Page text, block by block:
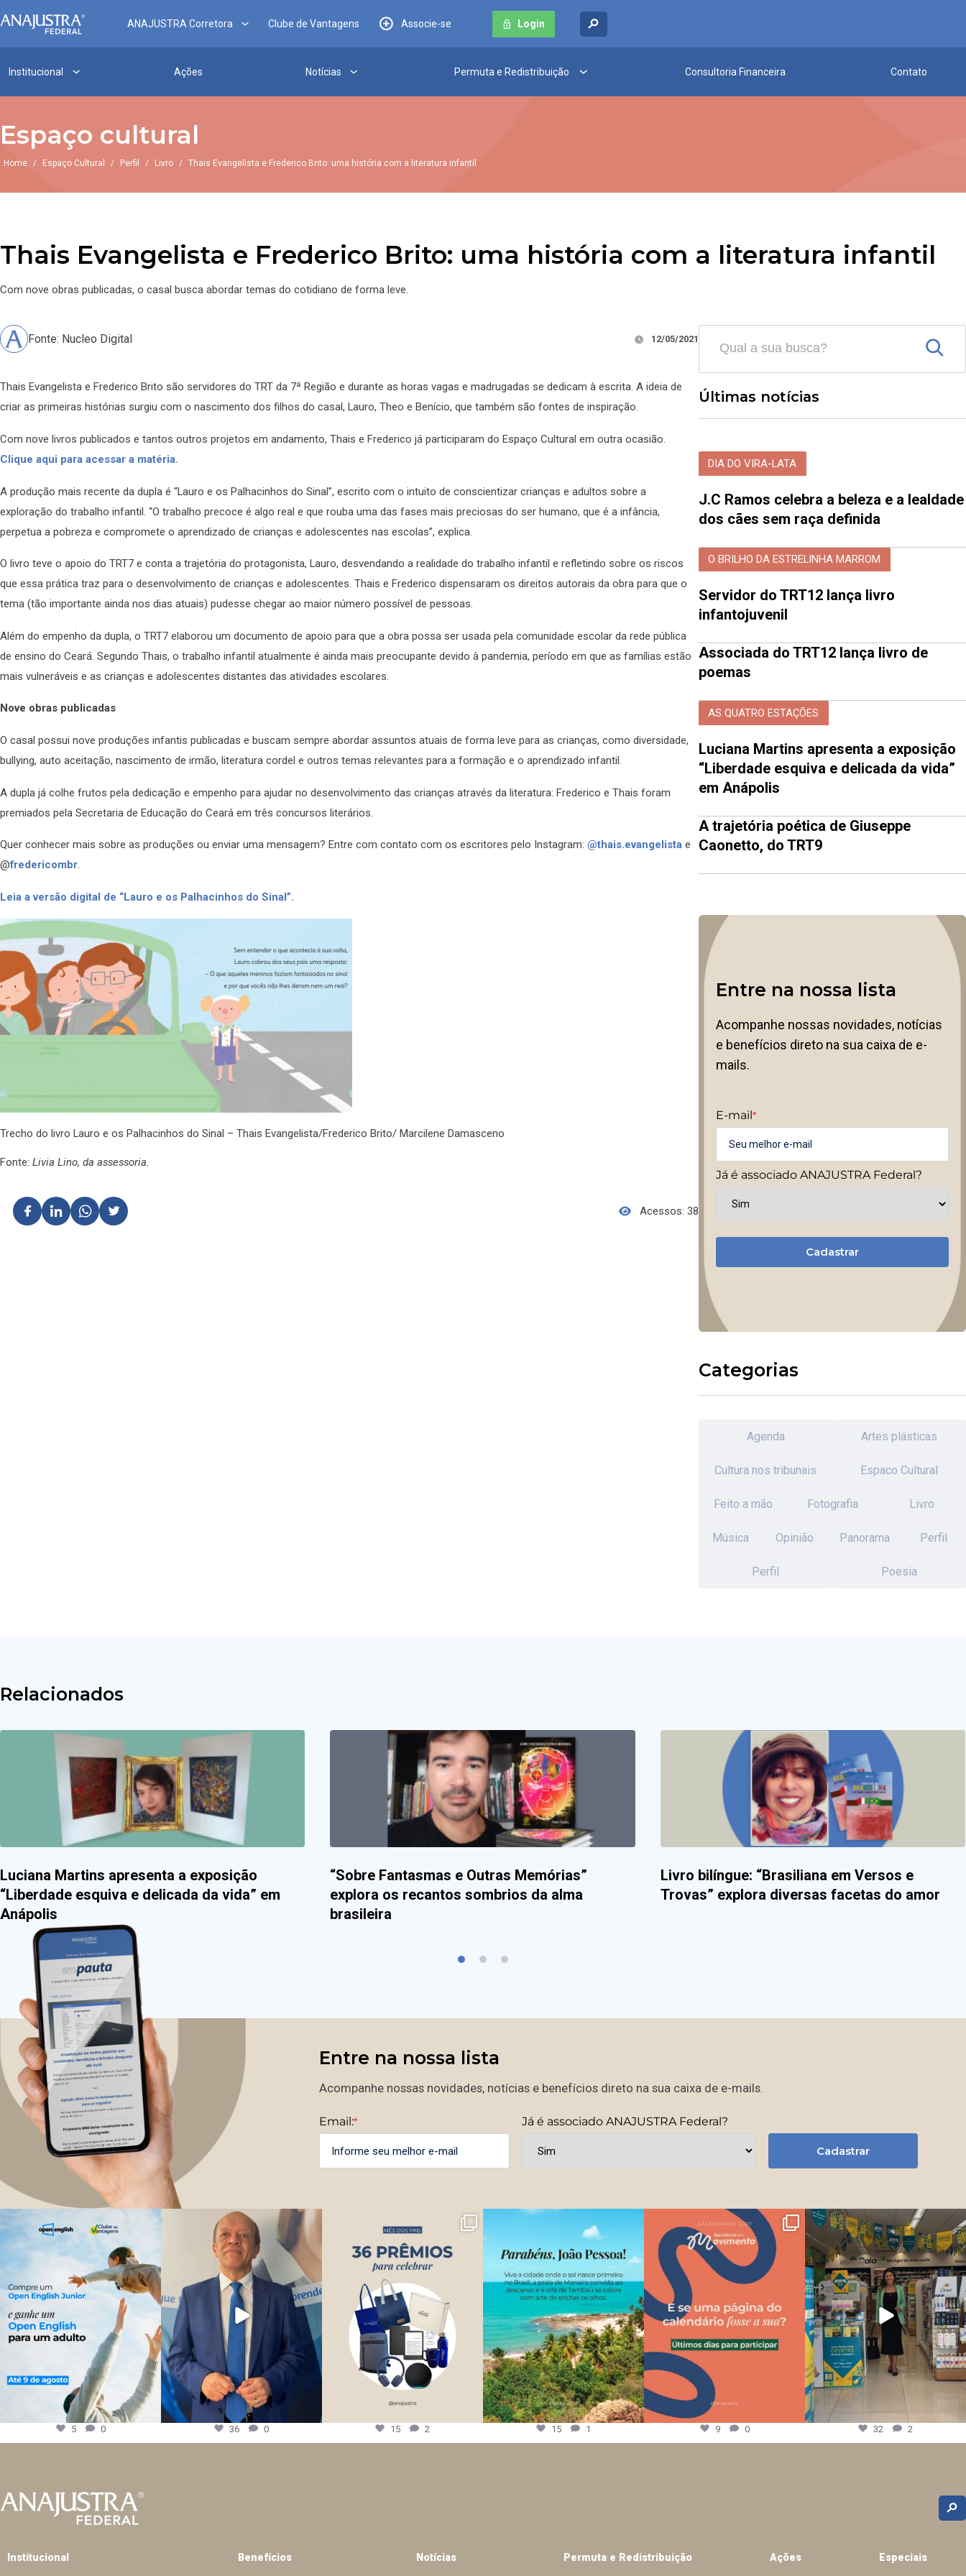
ANAJUSTRA Corretora Clube de Vantagens Associe-se Login
Institucional Ações Notícias Permuta e Redistribuição Consultoria Financeira Contato
Espaço cultural
Home / Espaço Cultural / Perfil / Livro / Thais Evangelista e Frederico Brito: uma história com a literatura infantil
Thais Evangelista e Frederico Brito: uma história com a literatura infantil
Com nove obras publicadas, o casal busca abordar temas do cotidiano de forma leve.
Fonte: Nucleo Digital 12/05/2021
Thais Evangelista e Frederico Brito são servidores do TRT da 7ª Região e durante as horas vagas e madrugadas se dedicam à escrita. A ideia de
criar as primeiras histórias surgiu com o nascimento dos filhos do casal, Lauro, Theo e Benício, que também são fontes de inspiração.
Com nove livros publicados e tantos outros projetos em andamento, Thais e Frederico já participaram do Espaço Cultural em outra ocasião.
Clique aqui para acessar a matéria.
A produção mais recente da dupla é “Lauro e os Palhacinhos do Sinal”, escrito com o intuito de conscientizar crianças e adultos sobre a
exploração do trabalho infantil. “O trabalho precoce é algo real e que rouba uma das fases mais preciosas do ser humano, que é a infância,
perpetua a pobreza e compromete o aprendizado de crianças e adolescentes nas escolas”, explica.
O livro teve o apoio do TRT7 e conta a trajetória do protagonista, Lauro, desvendando a realidade do trabalho infantil e refletindo sobre os riscos
que essa prática traz para o desenvolvimento de crianças e adolescentes. Thais e Frederico dispensaram os direitos autorais da obra para que o
tema (tão importante ainda nos dias atuais) pudesse chegar ao maior número possível de pessoas.
Além do empenho da dupla, o TRT7 elaborou um documento de apoio para que a obra possa ser usada pela comunidade escolar da rede pública
de ensino do Ceará. Segundo Thais, o trabalho infantil atualmente é ainda mais preocupante devido à pandemia, período em que as famílias estão
mais vulneráveis e as crianças e adolescentes distantes das atividades escolares.
Nove obras publicadas
O casal possui nove produções infantis publicadas e buscam sempre abordar assuntos atuais de forma leve para as crianças, como diversidade,
bullying, auto aceitação, nascimento de irmão, literatura cordel e outros temas relevantes para a formação e o aprendizado infantil.
A dupla já colhe frutos pela dedicação e empenho para ajudar no desenvolvimento das crianças através da literatura: Frederico e Thais foram
premiados pela Secretaria de Educação do Ceará em três concursos literários.
Quer conhecer mais sobre as produções ou enviar uma mensagem? Entre com contato com os escritores pelo Instagram: @thais.evangelista e
@fredericombr.
Leia a versão digital de “Lauro e os Palhacinhos do Sinal”.
Trecho do livro Lauro e os Palhacinhos do Sinal – Thais Evangelista/Frederico Brito/ Marcilene Damasceno
Fonte: Livia Lino, da assessoria.
Acessos: 38
Últimas notícias
DIA DO VIRA-LATA
J.C Ramos celebra a beleza e a lealdade
dos cães sem raça definida
O BRILHO DA ESTRELINHA MARROM
Servidor do TRT12 lança livro
infantojuvenil
Associada do TRT12 lança livro de
poemas
AS QUATRO ESTAÇÕES
Luciana Martins apresenta a exposição
“Liberdade esquiva e delicada da vida”
em Anápolis
A trajetória poética de Giuseppe
Caonetto, do TRT9
Entre na nossa lista
Acompanhe nossas novidades, notícias
e benefícios direto na sua caixa de e-
mails.
E-mail*
Já é associado ANAJUSTRA Federal?
Cadastrar
Categorias
Agenda Artes plásticas
Cultura nos tribunais Espaco Cultural
Feito a mão Fotografia Livro
Música Opinião Panorama Perfil
Perfil Poesia
Relacionados
Luciana Martins apresenta a exposição
“Liberdade esquiva e delicada da vida” em
Anápolis
“Sobre Fantasmas e Outras Memórias”
explora os recantos sombrios da alma
brasileira
Livro bilíngue: “Brasiliana em Versos e
Trovas” explora diversas facetas do amor
Entre na nossa lista
Acompanhe nossas novidades, notícias e benefícios direto na sua caixa de e-mails.
Email:* Já é associado ANAJUSTRA Federal?
Cadastrar
5 0 36 0 15 2 15 1 9 0 32 2
Institucional Benefícios Notícias Permuta e Redistribuição Ações Especiais